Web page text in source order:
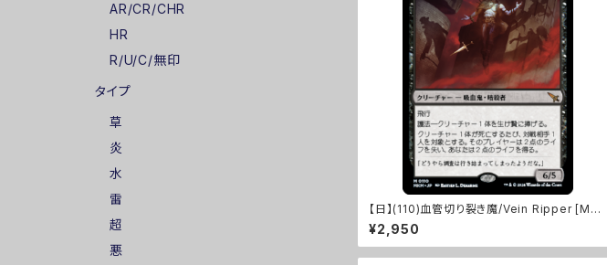
【日】(110)血管切り裂き魔/Vein Ripper [MK
M]
¥2,950
AR/CR/CHR
HR
R/U/C/無印
タイプ
草
炎
水
雷
超
悪